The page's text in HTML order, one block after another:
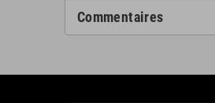
Commentaires